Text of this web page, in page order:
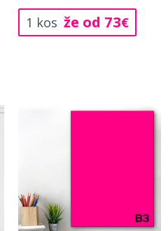
1 kos že od 73€